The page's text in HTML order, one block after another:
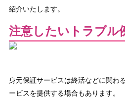
紹介いたします。
注意したいトラブル
身元保証サービスは終活などに関わ
ービスを提供する場合もあります。